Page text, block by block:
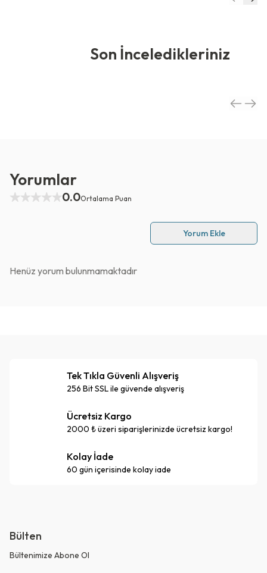
Son İnceledikleriniz
Yorumlar
0.0Ortalama Puan
Yorum Ekle
Henüz yorum bulunmamaktadır
Tek Tıkla Güvenli Alışveriş
256 Bit SSL ile güvende alışveriş
Ücretsiz Kargo
2000 ₺ üzeri siparişlerinizde ücretsiz kargo!
Kolay İade
60 gün içerisinde kolay iade
Bülten
Bültenimize Abone Ol